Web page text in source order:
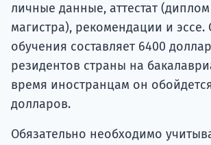
личные данные, аттестат
магистра), рекомендации и эссе.
обучения составляет 6400
резидентов страны на
время иностранцам он
долларов.
Обязательно необходимо